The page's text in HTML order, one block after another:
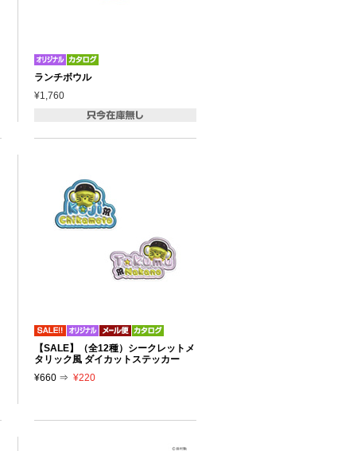
ランチボウル
¥1,760
【SALE】（全12種）シークレットメ
タリック風 ダイカットステッカー
¥660 ⇒ ¥220